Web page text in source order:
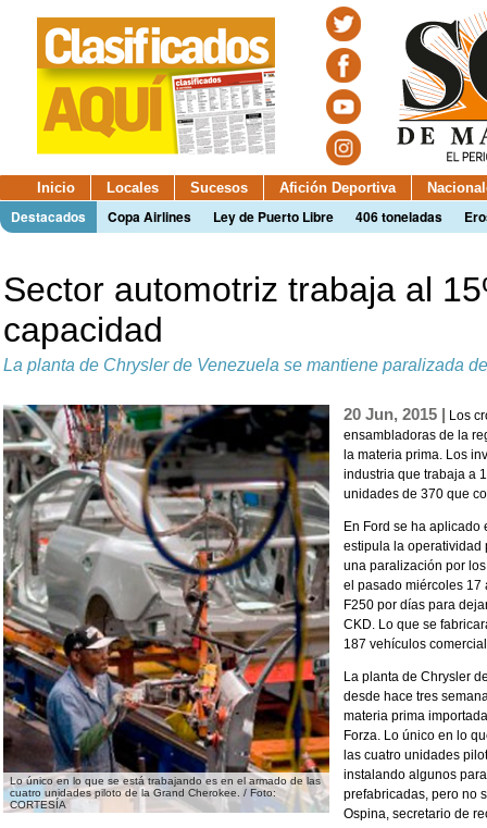
Inicio Locales Sucesos Afición Deportiva
Destacados Copa Airlines Ley de Puerto Libre 406 toneladas
Sector automotriz trabaja al
capacidad
La planta de Chrysler de Venezuela se mantiene paralizada
Lo único en lo que se está trabajando es en el armado de las
cuatro unidades piloto de la Grand Cherokee. / Foto:
CORTESÍA
20 Jun, 2015 | Los
ensambladoras de la
la materia prima. Los
industria que trabaja a
unidades de 370 que
En Ford se ha
estipula la operatividad
una paralización por
el pasado miércoles
F250 por días para
CKD. Lo que se
187 vehículos
La planta de Chrysler
desde hace tres
materia prima
Forza. Lo único en lo
las cuatro unidades
instalando algunos
prefabricadas, pero no
Ospina, secretario de